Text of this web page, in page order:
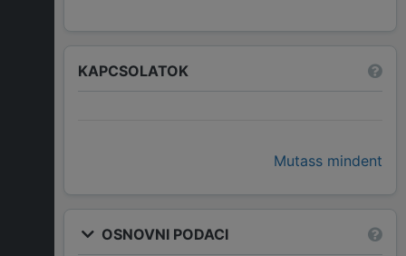
KAPCSOLATOK
Mutass mindent
OSNOVNI PODACI